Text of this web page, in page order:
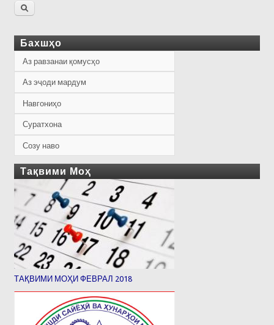
Бахшҳо
Аз равзанаи қомусҳо
Аз эҷоди мардум
Навгониҳо
Суратхона
Созу наво
Тақвими Моҳ
ТАҚВИМИ МОҲИ ФЕВРАЛ 2018